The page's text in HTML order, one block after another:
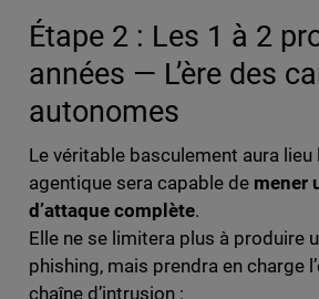
Étape 2 : Les 1 à 2
années — L’ère des
autonomes
Le véritable basculement aura lieu
agentique sera capable de mener
d’attaque complète.
Elle ne se limitera plus à produire
phishing, mais prendra en charge
chaîne d’intrusion :